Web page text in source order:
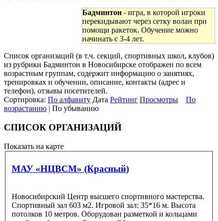
Бадминтон - игра, в которой игроки
перекидывают через сетку волан при
помощи ракеток. Обучение можно
начинать с 3-4 лет.
Список организаций (в т.ч. секций, спортивных школ, клубов)
из рубрики Бадминтон в Новосибирске отображен по всем
возрастным группам, содержит информацию о занятиях,
тренировках и обучении, описание, контакты (адрес и
телефон), отзывы посетителей.
Сортировка: По алфавиту Дата Рейтинг Просмотры
По
возрастанию | По убыванию
СПИСОК ОРГАНИЗАЦИЙ
Показать на карте
МАУ «НЦВСМ» (Красный)
Новосибирский Центр высшего спортивного мастерства.
Спортивный зал 603 м2. Игровой зал: 35*16 м. Высота
потолков 10 метров. Оборудован разметкой и кольцами